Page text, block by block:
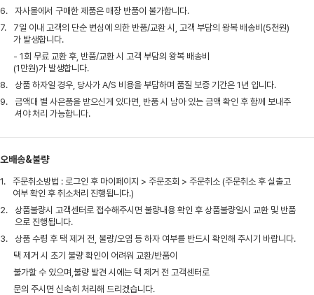
6.
자사몰에서 구매한 제품은 매장 반품이 불가합니다.
7.
7일 이내 고객의 단순 변심에 의한 반품/교환 시, 고객 부담의 왕복 배송비(5천원)
가 발생합니다.
- 1회 무료 교환 후, 반품/교환 시 고객 부담의 왕복 배송비
(1만원)가 발생합니다.
8.
상품 하자일 경우, 당사가 A/S 비용을 부담하며 품질 보증 기간은 1년 입니다.
9.
금액대 별 사은품을 받으신게 있다면, 반품 시 남아 있는 금액 확인 후 함께 보내주
셔야 처리 가능합니다.
오배송&불량
1.
주문취소방법 : 로그인 후 마이페이지 > 주문조회 > 주문취소 (주문취소 후 실출고
여부 확인 후 취소처리 진행됩니다.)
2.
상품불량시 고객센터로 접수해주시면 불량내용 확인 후 상품불량일시 교환 및 반품
으로 진행됩니다.
3.
상품 수령 후 택 제거 전, 불량/오염 등 하자 여부를 반드시 확인해 주시기 바랍니다.
택 제거 시 초기 불량 확인이 어려워 교환/반품이
불가할 수 있으며,불량 발견 시에는 택 제거 전 고객센터로
문의 주시면 신속히 처리해 드리겠습니다.